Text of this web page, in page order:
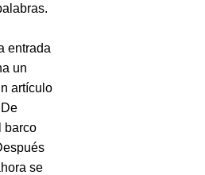
entrada
un
artículo
barco
se